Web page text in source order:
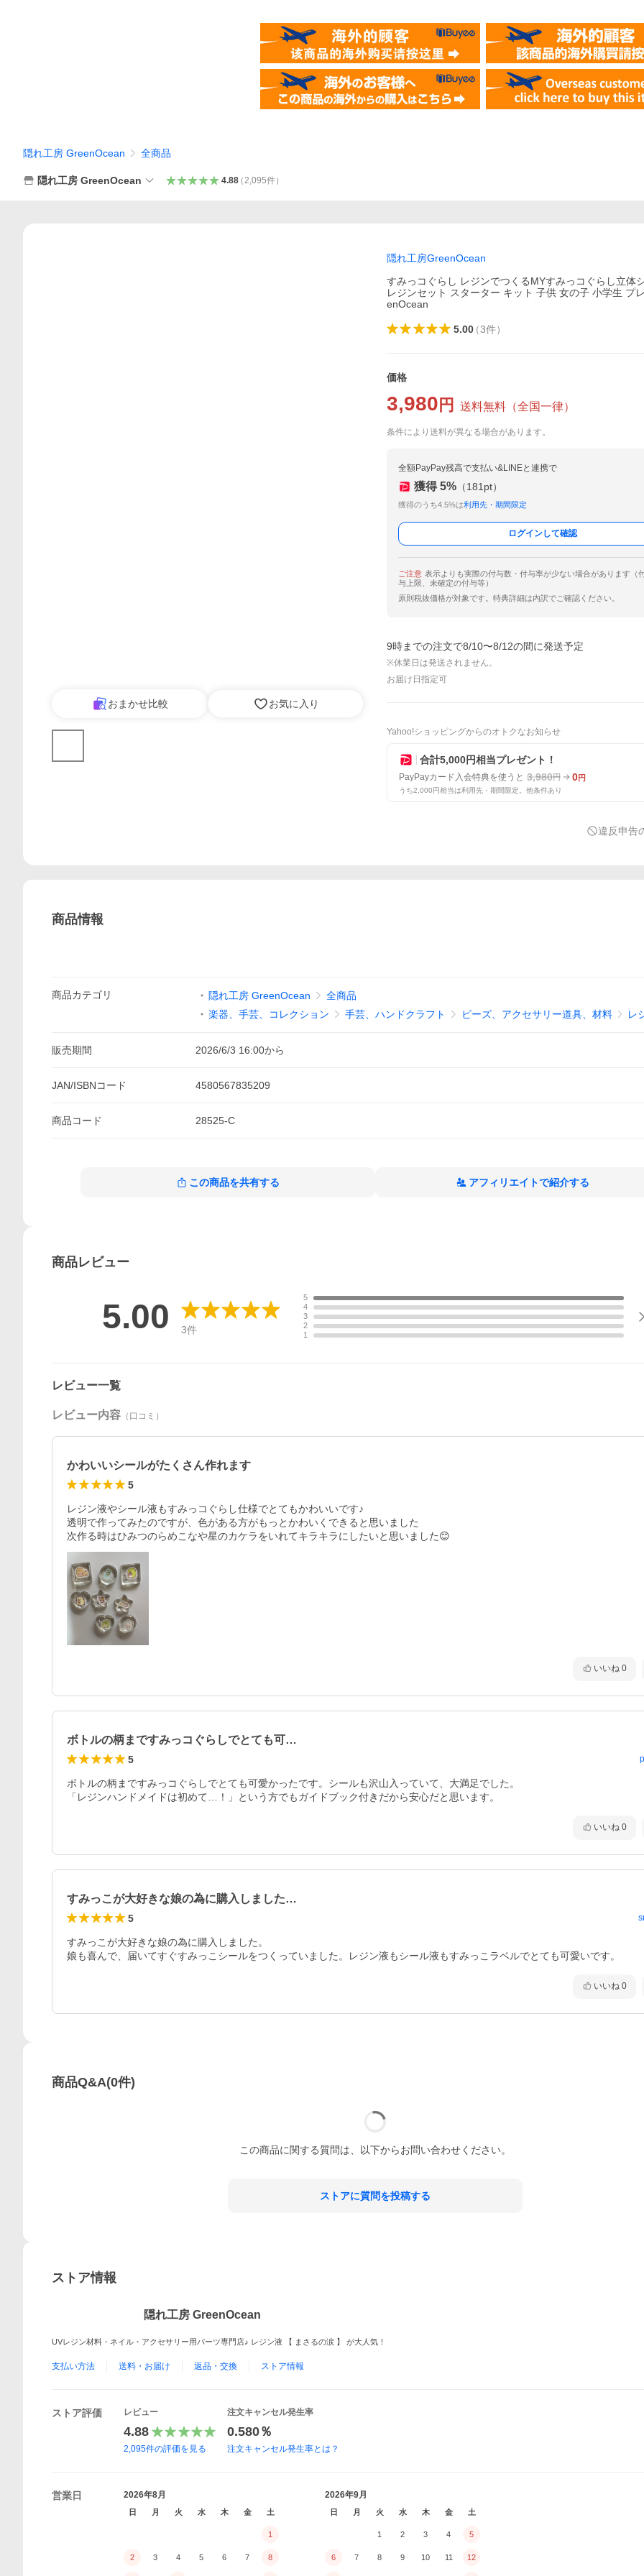
隠れ工房 GreenOcean 全商品
隠れ工房 GreenOcean 4.88（2,095件）
おまかせ比較 お気に入り
隠れ工房GreenOcean
すみっコぐらし レジンでつくるMYすみっコぐらし立体
レジンセット スターター キット 子供 女の子 小学生 プ
enOcean
5.00（3件）
価格
3,980 円 送料無料 （全国一律）
条件により送料が異なる場合があります。
全額PayPay残高で支払い&LINEと連携で
獲得 5% （181 pt）
獲得のうち4.5%は利用先・期間限定
ログインして確認
ご注意 表示よりも実際の付与数・付与率が少ない場合があります（
与上限、未確定の付与等）
原則税抜価格が対象です。特典詳細は内訳でご確認ください。
9時までの注文で8/10〜8/12の間に発送予定
※休業日は発送されません。
お届け日指定可
Yahoo!ショッピングからのオトクなお知らせ
合計5,000円相当プレゼント！
PayPayカード入会特典を使うと 3,980円 0円
うち2,000円相当は利用先・期間限定。他条件あり
違反申告
商品情報
商品カテゴリ 隠れ工房 GreenOcean
全商品
楽器、手芸、コレクション
手芸、ハンドクラフト ビーズ、アクセサリー道具、材料 レ
販売期間 2026/6/3 16:00から
JAN/ISBNコード 4580567835209
商品コード 28525-C
この商品を共有する アフィリエイトで紹介する
商品レビュー
5.00 3件
5
4
3
2
1
レビュー一覧
レビュー内容 （口コミ）
かわいいシールがたくさん作れます
5
レジン液やシール液もすみっコぐらし仕様でとてもかわいいです♪
透明で作ってみたのですが、色がある方がもっとかわいくできると思いました
次作る時はひみつのらめこなや星のカケラをいれてキラキラにしたいと思いました😊
いいね 0
ボトルの柄まですみっコぐらしでとても可…
5
ボトルの柄まですみっコぐらしでとても可愛かったです。シールも沢山入っていて、大満足でした。
「レジンハンドメイドは初めて…！」という方でもガイドブック付きだから安心だと思います。
いいね 0
すみっこが大好きな娘の為に購入しました…
5
すみっこが大好きな娘の為に購入しました。
娘も喜んで、届いてすぐすみっこシールをつくっていました。レジン液もシール液もすみっこラベルでとても可愛いです。
いいね 0
商品Q&A(0件)
この商品に関する質問は、以下からお問い合わせください。
ストアに質問を投稿する
ストア情報
隠れ工房 GreenOcean
UVレジン材料・ネイル・アクセサリー用パーツ専門店♪ レジン液 【 まさるの涙 】 が大人気！
支払い方法 送料・お届け 返品・交換 ストア情報
ストア評価 レビュー
4.88
2,095件の評価を見る
注文キャンセル発生率
0.580％
注文キャンセル発生率とは？
営業日 2026年8月
日 月 火 水 木 金 土
1
2 3 4 5 6 7 8
2026年9月
日 月 火 水 木 金 土
1 2 3 4 5
6 7 8 9 10 11 12